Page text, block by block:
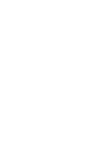
e
Verdi,
familiare